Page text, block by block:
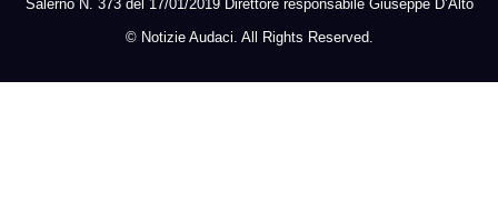
Salerno N. 373 del 17/01/2019 Direttore responsabile Giuseppe D’Alto
© Notizie Audaci. All Rights Reserved.